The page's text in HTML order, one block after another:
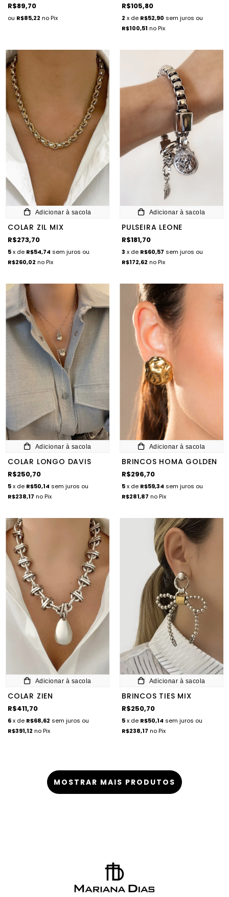
R$89,70
ou R$85,22 no Pix
R$105,80
2 x de R$52,90 sem juros ou
R$100,51 no Pix
Adicionar à sacola
COLAR ZIL MIX
R$273,70
5x de R$54,74 sem juros ou
R$260,02 no Pix
Adicionar à sacola
PULSEIRA LEONE
R$181,70
3 x de R$60,57 sem juros ou
R$172,62 no Pix
Adicionar à sacola
COLAR LONGO DAVIS
R$250,70
5x de R$50,14 sem juros ou
R$238,17 no Pix
Adicionar à sacola
BRINCOS HOMA GOLDEN
R$296,70
5x de R$59,34 sem juros ou
R$281,87 no Pix
Adicionar à sacola
COLAR ZIEN
R$411,70
6x de R$68,62 sem juros ou
R$391,12 no Pix
Adicionar à sacola
BRINCOS TIES MIX
R$250,70
5x de R$50,14 sem juros ou
R$238,17 no Pix
MOSTRAR MAIS PRODUTOS